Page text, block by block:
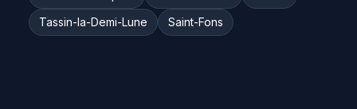
Tassin-la-Demi-Lune
Saint-Fons